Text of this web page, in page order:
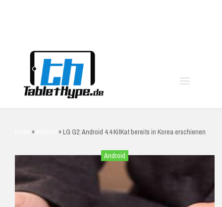
» »LG G2: Android 4.4 KitKat bereits in Korea erschienen
Android